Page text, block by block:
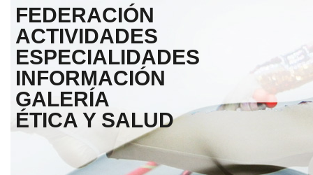
FEDERACIÓN
ACTIVIDADES
ESPECIALIDADES
INFORMACIÓN
GALERÍA
ÉTICA Y SALUD